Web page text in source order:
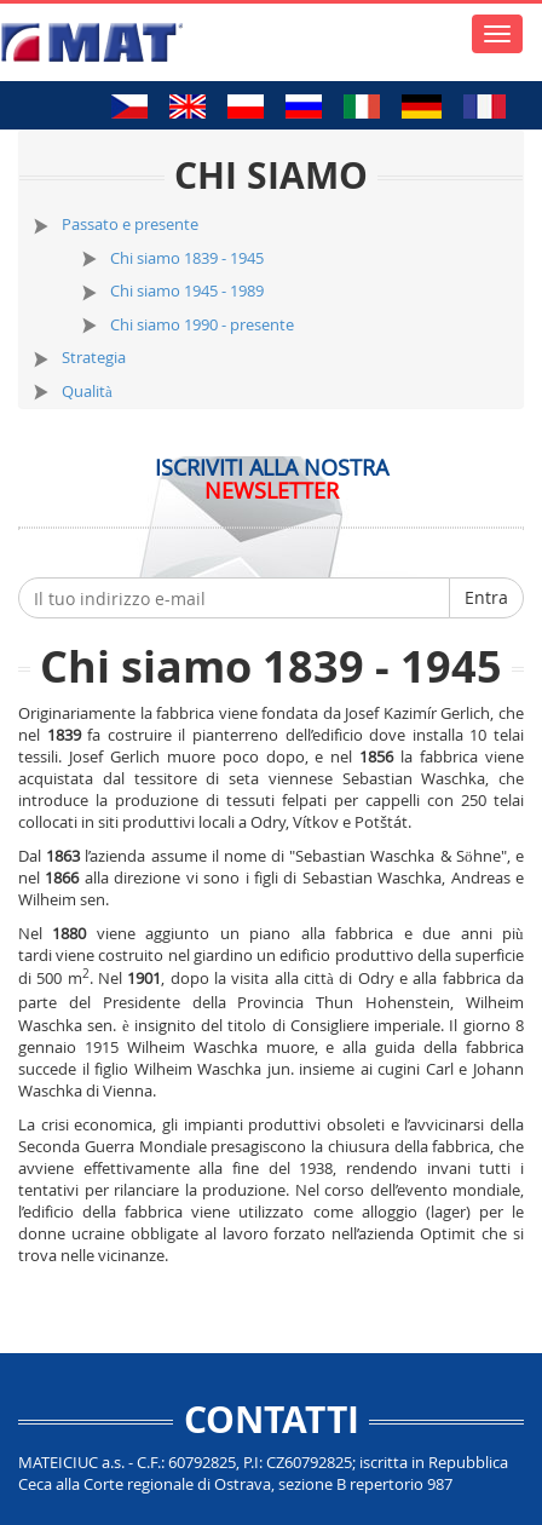
Toggle
CHI SIAMO
Passato e presente
Chi siamo 1839 - 1945
Chi siamo 1945 - 1989
Chi siamo 1990 - presente
Strategia
Qualità
ISCRIVITI ALLA NOSTRA
NEWSLETTER
Entra
Chi siamo 1839 - 1945
Originariamente la fabbrica viene fondata da Josef Kazimír Gerlich, che
nel 1839fa costruire il pianterreno dell’edificio dove installa 10 telai
tessili. Josef Gerlich muore poco dopo, e nel 1856la fabbrica viene
acquistata dal tessitore di seta viennese Sebastian Waschka, che
introduce la produzione di tessuti felpati per cappelli con 250 telai
collocati in siti produttivi locali a Odry, Vítkov e Potštát.
Dal 1863l’azienda assume il nome di "Sebastian Waschka & Söhne", e
nel 1866alla direzione vi sono i figli di Sebastian Waschka, Andreas e
Wilheim sen.
Nel 1880viene aggiunto un piano alla fabbrica e due anni più
tardi viene costruito nel giardino un edificio produttivo della superficie
di 500 m2. Nel 1901, dopo la visita allacittà di Odry e alla fabbricada
parte del Presidente della Provincia Thun Hohenstein, Wilheim
Waschka sen. è insignito del titolo di Consigliere imperiale. Il giorno 8
gennaio 1915 Wilheim Waschka muore, e alla guida della fabbrica
succede il figlio Wilheim Waschka jun. insieme ai cugini Carl e Johann
Waschka di Vienna.
La crisi economica, gli impianti produttivi obsoleti e l’avvicinarsi della
Seconda Guerra Mondiale presagiscono la chiusura della fabbrica, che
avviene effettivamente alla fine del 1938, rendendo invani tutti i
tentativi per rilanciare la produzione. Nel corso dell’evento mondiale,
l’edificio della fabbrica viene utilizzato come alloggio (lager) per le
donne ucraine obbligate al lavoro forzato nell’azienda Optimit che si
trova nelle vicinanze.
CONTATTI
MATEICIUC a.s. - C.F.: 60792825, P.I: CZ60792825; iscritta in Repubblica
Ceca alla Corte regionale di Ostrava, sezione B repertorio 987